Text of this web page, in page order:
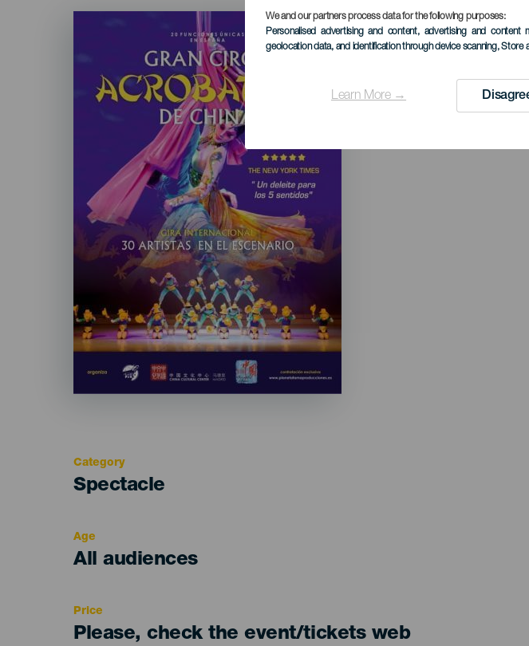
We and our partners process data for the following purposes:
Personalised advertising and content, advertising and content
geolocation data, and identification through device scanning, Store
Learn More →
Category
Categoría
Spectacle
Age
Edad
All audiences
Price
Please, check the event/tickets web